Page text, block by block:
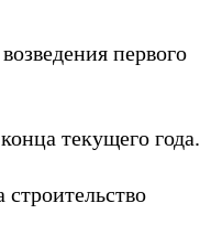
первого
текущего года.